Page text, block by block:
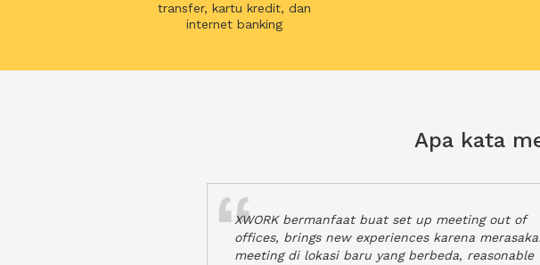
transfer, kartu kredit, dan
internet banking
Apa kata
XWORK bermanfaat buat set up meeting out of
offices, brings new experiences karena
meeting di lokasi baru yang berbeda, reasonable